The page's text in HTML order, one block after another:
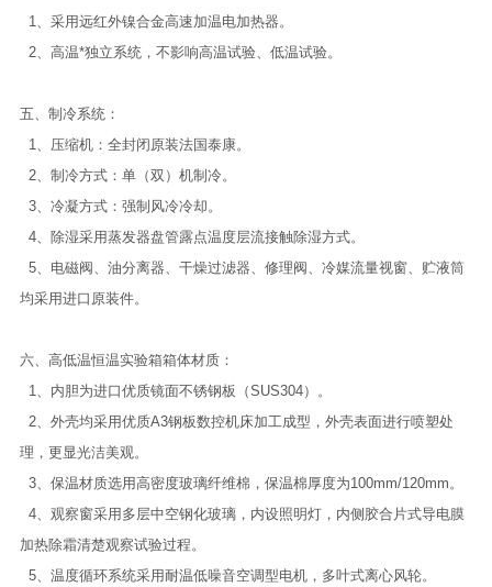
1、采用远红外镍合金高速加温电加热器。
2、高温*独立系统，不影响高温试验、低温试验。
五、制冷系统：
1、压缩机：全封闭原装法国泰康。
2、制冷方式：单（双）机制冷。
3、冷凝方式：强制风冷冷却。
4、除湿采用蒸发器盘管露点温度层流接触除湿方式。
5、电磁阀、油分离器、干燥过滤器、修理阀、冷媒流量视窗、贮液筒
均采用进口原装件。
六、高低温恒温实验箱箱体材质：
1、内胆为进口优质镜面不锈钢板（SUS304）。
2、外壳均采用优质A3钢板数控机床加工成型，外壳表面进行喷塑处
理，更显光洁美观。
3、保温材质选用高密度玻璃纤维棉，保温棉厚度为100mm/120mm。
4、观察窗采用多层中空钢化玻璃，内设照明灯，内侧胶合片式导电膜
加热除霜清楚观察试验过程。
5、温度循环系统采用耐温低噪音空调型电机，多叶式离心风轮。